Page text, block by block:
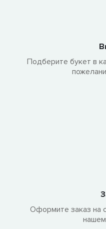
Подберите букет в
Оформите заказ на